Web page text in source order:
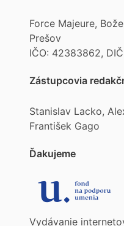
Force Majeure,
Prešov
IČO: 42383862,
Zástupcovia
Stanislav Lacko,
František Gago
Ďakujeme
Vydávanie